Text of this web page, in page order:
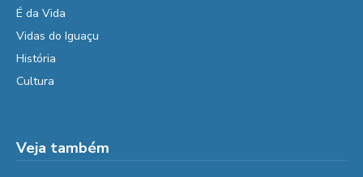
É da Vida
Vidas do Iguaçu
História
Cultura
Veja também